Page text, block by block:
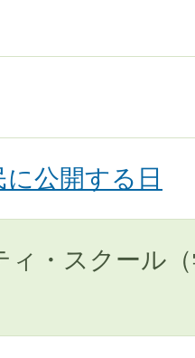
公開する日
ィ・スクール